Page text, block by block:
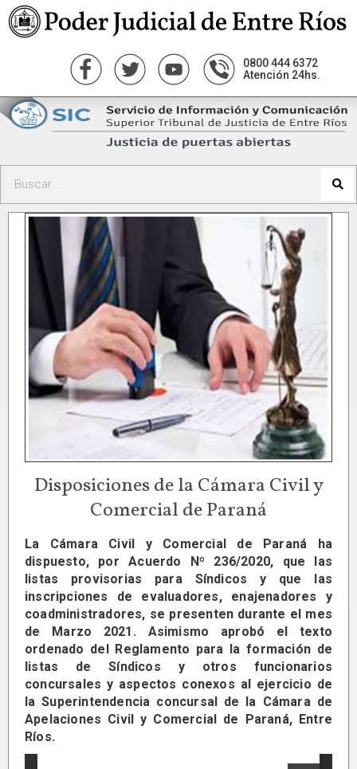
0800 444 6372
Atención 24hs.
Disposiciones de la Cámara Civil y
Comercial de Paraná
La Cámara Civil y Comercial de Paraná ha
dispuesto, por Acuerdo Nº 236/2020, que las
listas provisorias para Síndicos y que las
inscripciones de evaluadores, enajenadores y
coadministradores, se presenten durante el mes
de Marzo 2021. Asimismo aprobó el texto
ordenado del Reglamento para la formación de
listas de Síndicos y otros funcionarios
concursales y aspectos conexos al ejercicio de
la Superintendencia concursal de la Cámara de
Apelaciones Civil y Comercial de Paraná, Entre
Ríos.